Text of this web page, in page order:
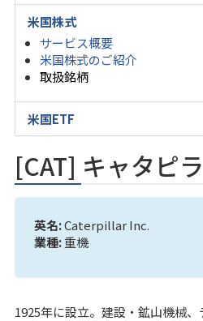
米国株式
サービス概要
米国株式のご紹介
取扱銘柄
米国ETF
[CAT] キャタピ
英名:Caterpillar Inc.
業種:重機
1925年に設立。建設・鉱山機械